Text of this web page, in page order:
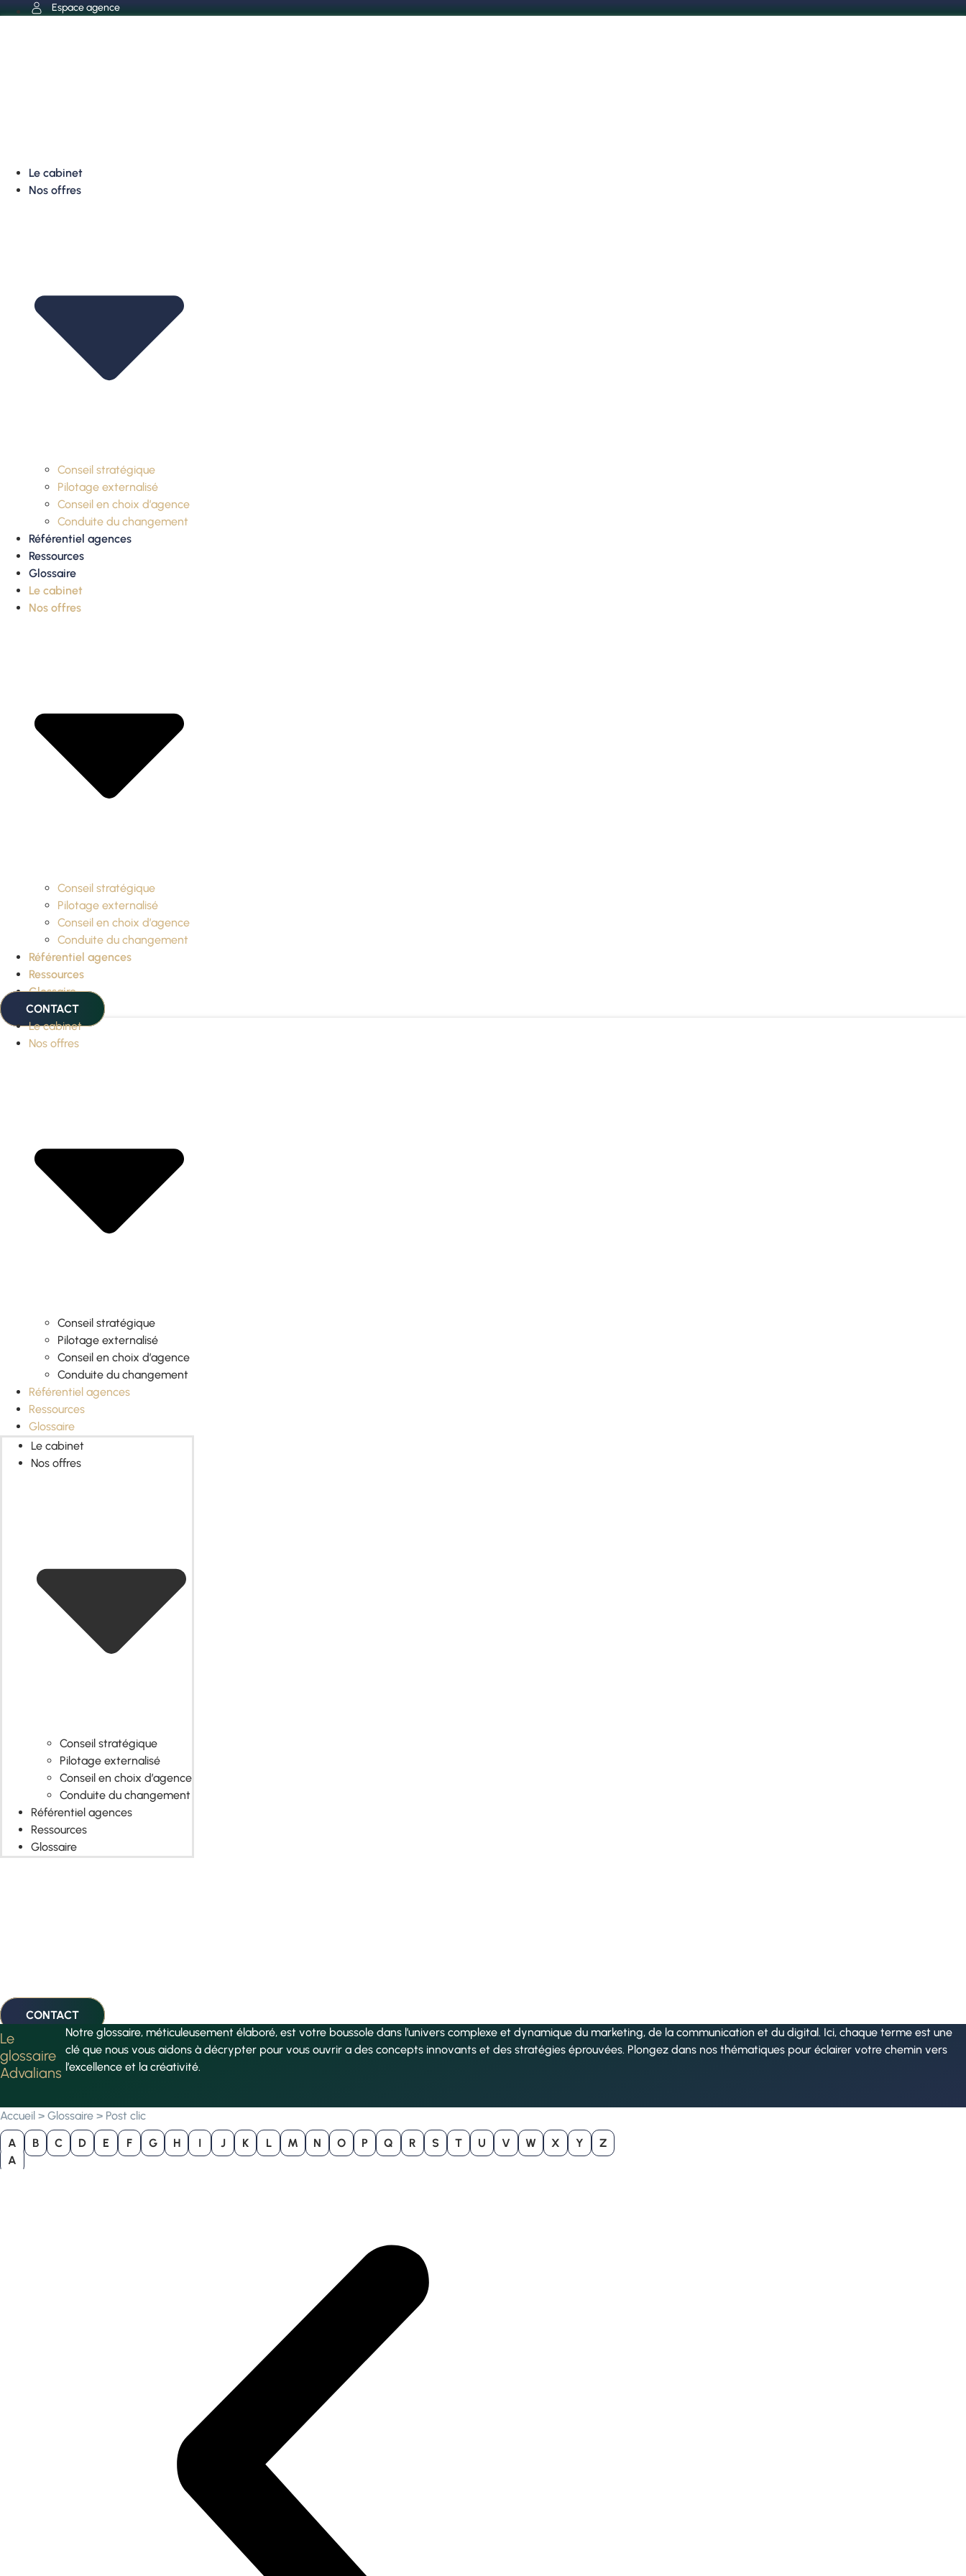
Aller
Espace agence
Le cabinet
Nos offres
Conseil stratégique
Pilotage externalisé
Conseil en choix d’agence
Conduite du changement
Référentiel agences
Ressources
Glossaire
Le cabinet
Nos offres
Conseil stratégique
Pilotage externalisé
Conseil en choix d’agence
Conduite du changement
Référentiel agences
Ressources
Glossaire
CONTACT
Le cabinet
Nos offres
Conseil stratégique
Pilotage externalisé
Conseil en choix d’agence
Conduite du changement
Référentiel agences
Ressources
Glossaire
Le cabinet
Nos offres
Conseil stratégique
Pilotage externalisé
Conseil en choix d’agence
Conduite du changement
Référentiel agences
Ressources
Glossaire
CONTACT
Le
glossaire
Advalians
Notre glossaire, méticuleusement élaboré, est votre boussole dans l’univers complexe et dynamique du marketing, de la communication et du digital. Ici, chaque terme est une
clé que nous vous aidons à décrypter pour vous ouvrir a des concepts innovants et des stratégies éprouvées. Plongez dans nos thématiques pour éclairer votre chemin vers
l’excellence et la créativité.
Accueil > Glossaire > Post clic
A B C D E F G H I J K L M N O P Q R S T U V W X Y
Z
A